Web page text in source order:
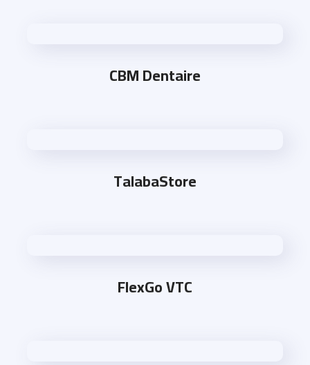
CBM Dentaire
TalabaStore
FlexGo VTC